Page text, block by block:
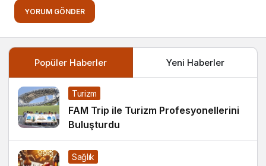
YORUM GÖNDER
Popüler Haberler Yeni Haberler
Turizm
FAM Trip ile Turizm Profesyonellerini
Buluşturdu
Sağlık